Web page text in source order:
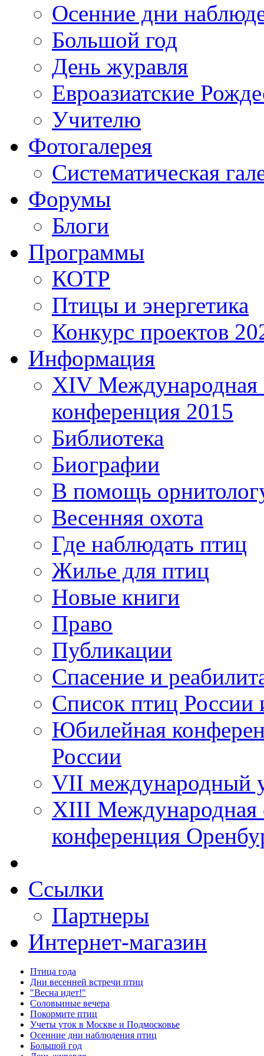
Осенние дни
Большой год
День журавля
Евроазиатские
Учителю
Фотогалерея
Систематическая
Форумы
Блоги
Программы
КОТР
Птицы и энергетика
Конкурс проектов
Информация
XIV Международная
конференция 2015
Библиотека
Биографии
В помощь
Весенняя охота
Где наблюдать птиц
Жилье для птиц
Новые книги
Право
Публикации
Спасение и
Список птиц России
Юбилейная
России
VII международный
XIII Международная
конференция
Ссылки
Партнеры
Интернет-магазин
Птица года
Дни весенней встречи птиц
"Весна идет!"
Соловьиные вечера
Покормите птиц
Учеты уток в Москве и Подмосковье
Осенние дни наблюдения птиц
Большой год